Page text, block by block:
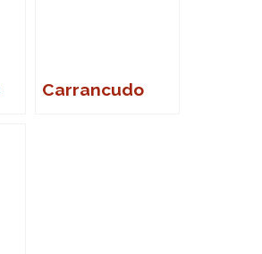
Carrancudo